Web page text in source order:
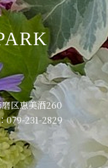
区恵美酒260
079-231-2829